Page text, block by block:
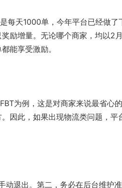
每天1000单，今年平台已经做了
励增量。无论哪个商家，均以2
能享受激励。
为例，这是对商家来说最省心的
因此，如果出现物流类问题，平
动退出。第二，务必在后台维护